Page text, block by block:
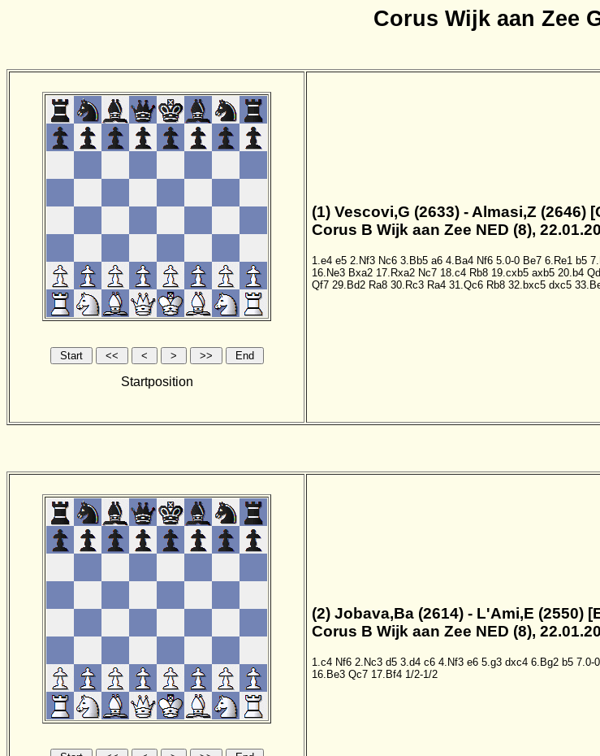
Corus Wijk aan Zee
Startposition
(1) Vescovi,G (2633) - Almasi,Z (2646)
Corus B Wijk aan Zee NED (8),
1.e4 e5 2.Nf3 Nc6 3.Bb5 a6 4.Ba4 Nf6 5.0-0 Be7 6.Re1 b5
16.Ne3 Bxa2 17.Rxa2 Nc7 18.c4 Rb8 19.cxb5 axb5 20.b4
Qf7 29.Bd2 Ra8 30.Rc3 Ra4 31.Qc6 Rb8 32.bxc5 dxc5
(2) Jobava,Ba (2614) - L'Ami,E (2550)
Corus B Wijk aan Zee NED (8),
1.c4 Nf6 2.Nc3 d5 3.d4 c6 4.Nf3 e6 5.g3 dxc4 6.Bg2 b5 7.0-0
16.Be3 Qc7 17.Bf4 1/2-1/2